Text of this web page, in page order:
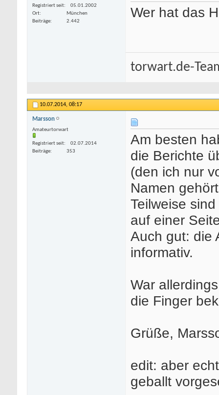
Registriert seit
05.01.2002
Ort
München
Beiträge
2.442
Wer hat das
torwart.de-
10.07.2014, 08:17
Marsson
Amateurtorwart
Registriert seit
02.07.2014
Beiträge
353
Am besten
die Berichte
(den ich nur
Namen
Teilweise
auf einer
Auch gut: die
informativ.
War
die Finger
Grüße,
edit: aber
geballt